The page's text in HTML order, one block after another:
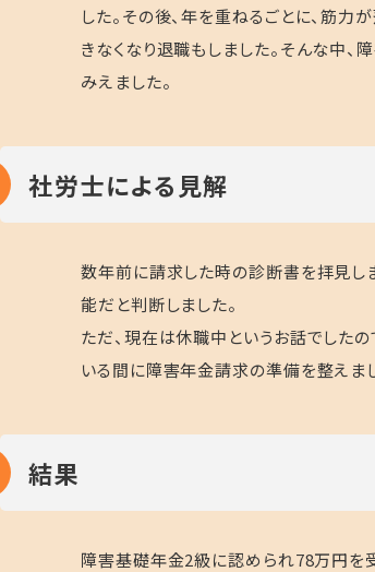
した。その後、年を重ねるごとに、筋
きなくなり退職もしました。そんな中
みえました。
社労士による見解
数年前に請求した時の診断書を拝見し
能だと判断しました。
ただ、現在は休職中というお話でした
いる間に障害年金請求の準備を整えま
結果
障害基礎年金2級に認められ78万円を受